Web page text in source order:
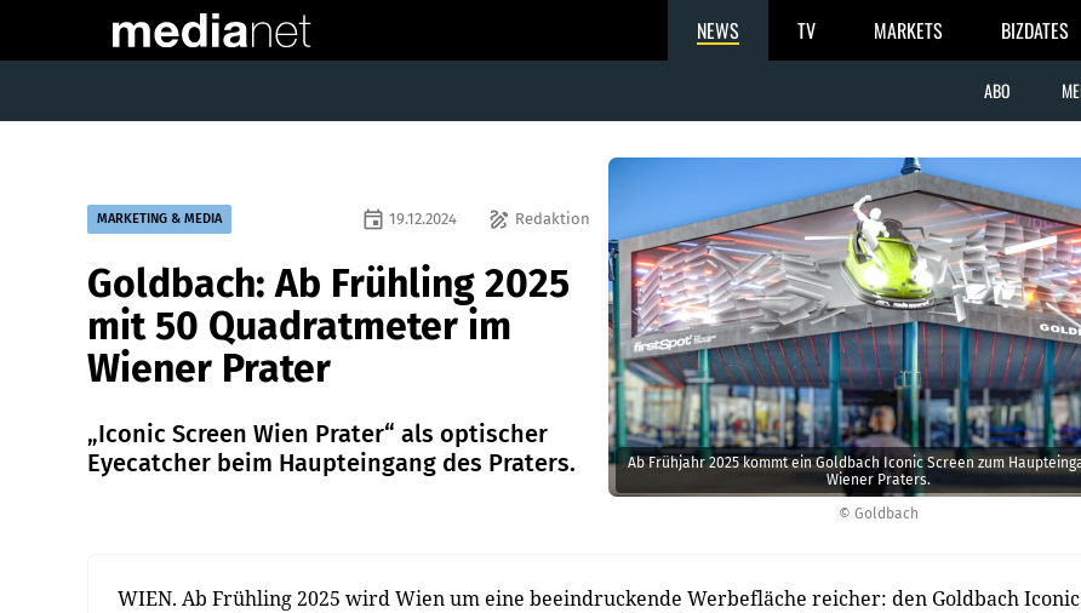
NEWS TV MARKETS BIZDATES
ABO
© Goldbach
Ab Frühjahr 2025 kommt ein Goldbach Iconic Screen zum
Wiener Praters.
MARKETING & MEDIA draw Redaktion
event 19.12.2024
Goldbach: Ab Frühling 2025
mit 50 Quadratmeter im
Wiener Prater
„Iconic Screen Wien Prater“ als optischer
Eyecatcher beim Haupteingang des Praters.
WIEN. Ab Frühling 2025 wird Wien um eine beeindruckende Werbefläche reicher: den Goldbach Iconic